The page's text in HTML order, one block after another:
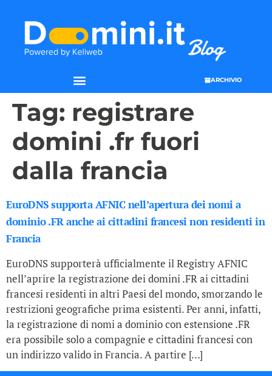
ARCHIVIO
Tag: registrare
domini .fr fuori
dalla francia
EuroDNS supporta AFNIC nell’apertura dei nomi a
dominio .FR anche ai cittadini francesi non residenti in
Francia
EuroDNS supporterà ufficialmente il Registry AFNIC
nell’aprire la registrazione dei domini .FR ai cittadini
francesi residenti in altri Paesi del mondo, smorzando le
restrizioni geografiche prima esistenti. Per anni, infatti,
la registrazione di nomi a dominio con estensione .FR
era possibile solo a compagnie e cittadini francesi con
un indirizzo valido in Francia. A partire […]